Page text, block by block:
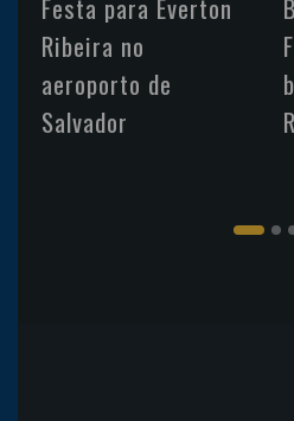
Festa para Everton
Ribeira no
aeroporto de
Salvador